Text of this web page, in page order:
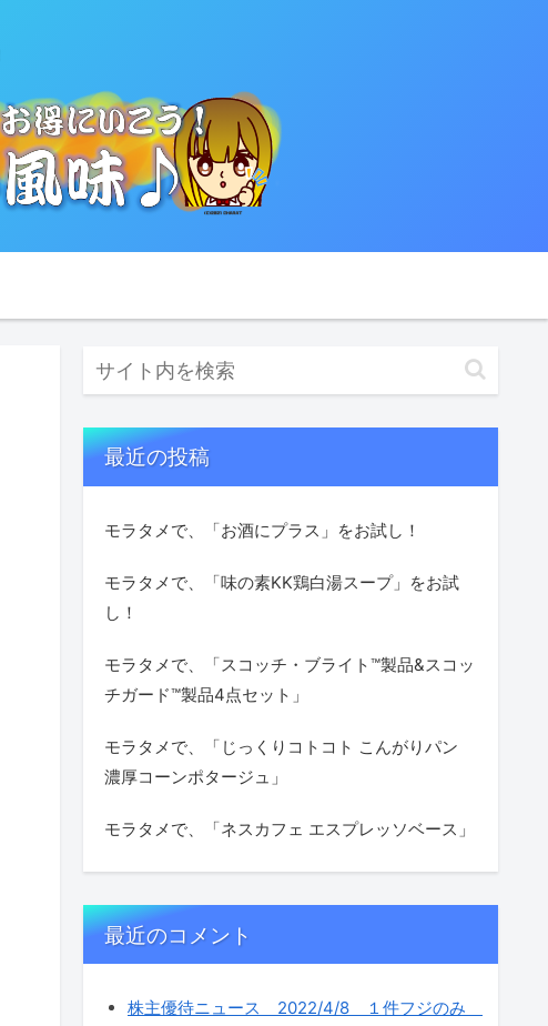
最近の投稿
モラタメで、「お酒にプラス」をお試し！
モラタメで、「味の素KK鶏白湯スープ」をお試
し！
モラタメで、「スコッチ・ブライト™製品&スコッ
チガード™製品4点セット」
モラタメで、「じっくりコトコト こんがりパン
濃厚コーンポタージュ」
モラタメで、「ネスカフェ エスプレッソベース」
最近のコメント
株主優待ニュース 2022/4/8 １件フジのみ